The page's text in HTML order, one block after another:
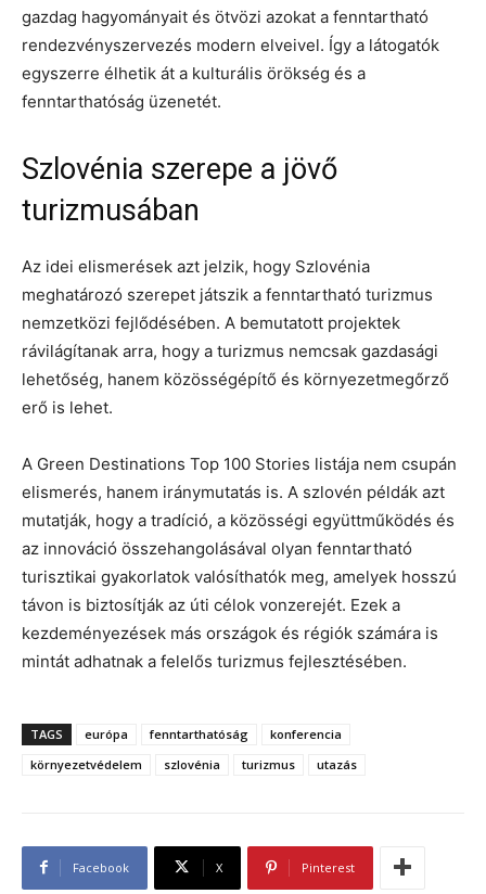
gazdag hagyományait és ötvözi azokat a fenntartható
rendezvényszervezés modern elveivel. Így a látogatók
egyszerre élhetik át a kulturális örökség és a
fenntarthatóság üzenetét.
Szlovénia szerepe a jövő
turizmusában
Az idei elismerések azt jelzik, hogy Szlovénia
meghatározó szerepet játszik a fenntartható turizmus
nemzetközi fejlődésében. A bemutatott projektek
rávilágítanak arra, hogy a turizmus nemcsak gazdasági
lehetőség, hanem közösségépítő és környezetmegőrző
erő is lehet.
A Green Destinations Top 100 Stories listája nem csupán
elismerés, hanem iránymutatás is. A szlovén példák azt
mutatják, hogy a tradíció, a közösségi együttműködés és
az innováció összehangolásával olyan fenntartható
turisztikai gyakorlatok valósíthatók meg, amelyek hosszú
távon is biztosítják az úti célok vonzerejét. Ezek a
kezdeményezések más országok és régiók számára is
mintát adhatnak a felelős turizmus fejlesztésében.
TAGS európa fenntarthatóság
konferencia
környezetvédelem
szlovénia turizmus utazás
Facebook X Pinterest